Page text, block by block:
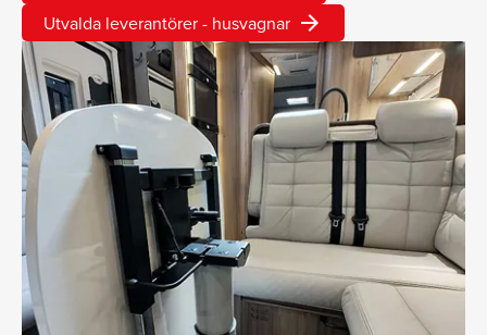
Utvalda leverantörer - husvagnar arrow_forward